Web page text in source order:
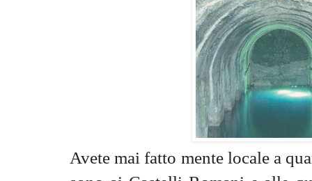
Avete mai fatto mente locale a